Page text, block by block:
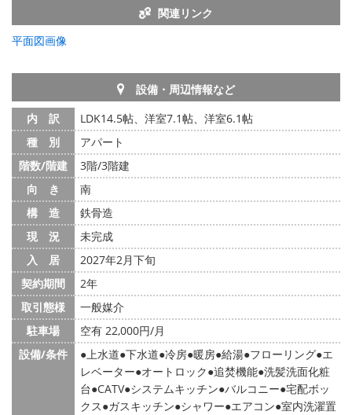
関連リンク
平面図画像
設備・周辺情報など
内 訳
LDK14.5帖、洋室7.1帖、洋室6.1帖
種 別
アパート
階数/階建
3階/3階建
向 き
南
構 造
鉄骨造
現 況
未完成
入 居
2027年2月下旬
契約期間
2年
取引態様
一般媒介
駐車場
空有 22,000円/月
設備/条件
上水道 下水道 冷房 暖房 給湯 フローリング エ
レベーター オートロック 追焚機能 洗髪洗面化粧
台 CATV システムキッチン バルコニー 宅配ボッ
クス ガスキッチン シャワー エアコン 室内洗濯置